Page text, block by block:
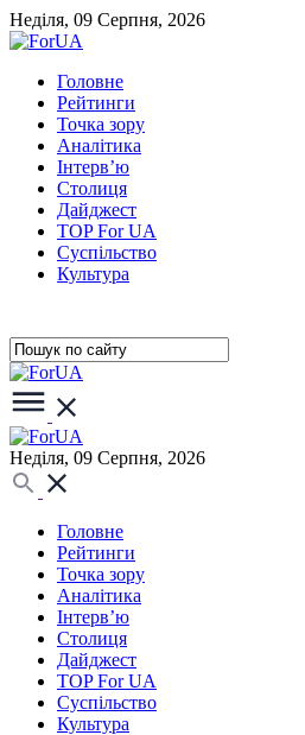
Неділя, 09 Серпня, 2026
Головне
Рейтинги
Точка зору
Аналітика
Інтерв’ю
Столиця
Дайджест
TOP For UA
Суспiльство
Культура
Неділя, 09 Серпня, 2026
Головне
Рейтинги
Точка зору
Аналітика
Інтерв’ю
Столиця
Дайджест
TOP For UA
Суспiльство
Культура